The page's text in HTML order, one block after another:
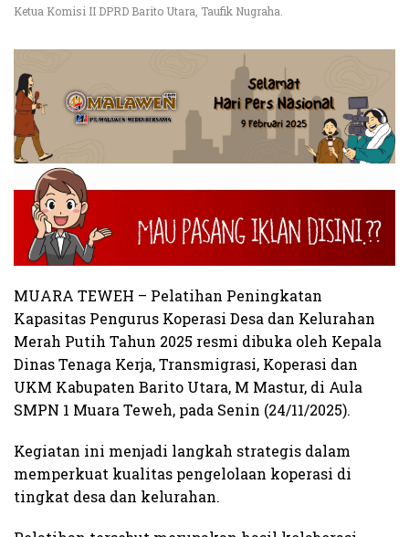
Ketua Komisi II DPRD Barito Utara, Taufik Nugraha.
MUARA TEWEH – Pelatihan Peningkatan
Kapasitas Pengurus Koperasi Desa dan Kelurahan
Merah Putih Tahun 2025 resmi dibuka oleh Kepala
Dinas Tenaga Kerja, Transmigrasi, Koperasi dan
UKM Kabupaten Barito Utara, M Mastur, di Aula
SMPN 1 Muara Teweh, pada Senin (24/11/2025).
Kegiatan ini menjadi langkah strategis dalam
memperkuat kualitas pengelolaan koperasi di
tingkat desa dan kelurahan.